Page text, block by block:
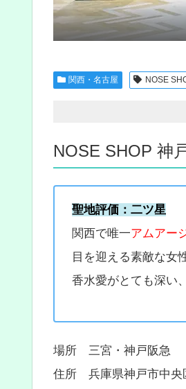
関西・名古屋 NOSE
NOSE SHOP 神
聖地評価：二ツ星
関西で唯一アムアー
目を迎える素敵な女
香水愛がとても深い
場所 三宮・神戸阪急
住所 兵庫県神戸市中央